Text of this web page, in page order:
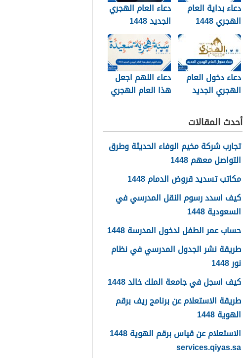
دعاء بداية العام
الهجري 1448
مكتوب وبالصور
2026
دعاء العام الهجري
الجديد 1448
مكتوب
دعاء دخول العام
الهجري الجديد
دعاء اللهم اجعل
هذا العام الهجري
أحدث المقالات
تجارب شركة مخيم الوفاء الحديثة وطرق
التواصل معهم 1448
مكاتب تسديد قروض الدمام 1448
كيف اسدد رسوم النقل المدرسي في
السعودية 1448
حساب عمر الطفل لدخول المدرسة 1448
طريقة نشر الجدول المدرسي في نظام
نور 1448
كيف اسجل في جامعة الملك خالد 1448
طريقة الاستعلام عن برنامج ريف برقم
الهوية 1448
الاستعلام عن قياس برقم الهوية 1448
services.qiyas.sa